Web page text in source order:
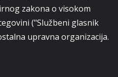
zakona o visokom
("Službeni glasnik
upravna organizacija.